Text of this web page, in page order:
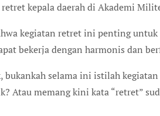
kepala daerah di Akademi
kegiatan retret ini penting
bekerja dengan harmonis dan
bukankah selama ini istilah
Atau memang kini kata “retret”